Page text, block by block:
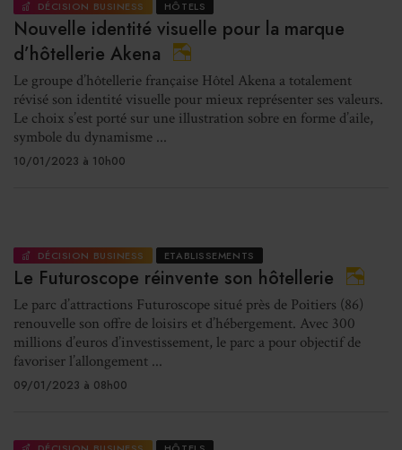
DÉCISION BUSINESS HÔTELS
Nouvelle identité visuelle pour la marque
d’hôtellerie Akena
Le groupe d’hôtellerie française Hôtel Akena a totalement
révisé son identité visuelle pour mieux représenter ses valeurs.
Le choix s’est porté sur une illustration sobre en forme d’aile,
symbole du dynamisme ...
10/01/2023 à 10h00
DÉCISION BUSINESS ETABLISSEMENTS
Le Futuroscope réinvente son hôtellerie
Le parc d’attractions Futuroscope situé près de Poitiers (86)
renouvelle son offre de loisirs et d’hébergement. Avec 300
millions d’euros d’investissement, le parc a pour objectif de
favoriser l’allongement ...
09/01/2023 à 08h00